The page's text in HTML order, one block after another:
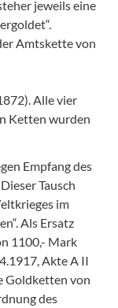
jeweils eine
Amtskette von
Alle vier
Ketten wurden
Empfang des
Tausch
im
Als Ersatz
1100,- Mark
Akte A II
Goldketten von
des